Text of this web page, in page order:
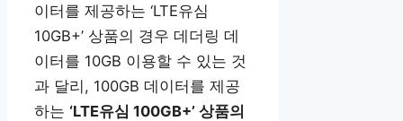
이터를 제공하는 ‘LTE유심
10GB+’ 상품의 경우 데더링 데
이터를 10GB 이용할 수 있는 것
과 달리, 100GB 데이터를 제공
하는 ‘LTE유심 100GB+’ 상품의